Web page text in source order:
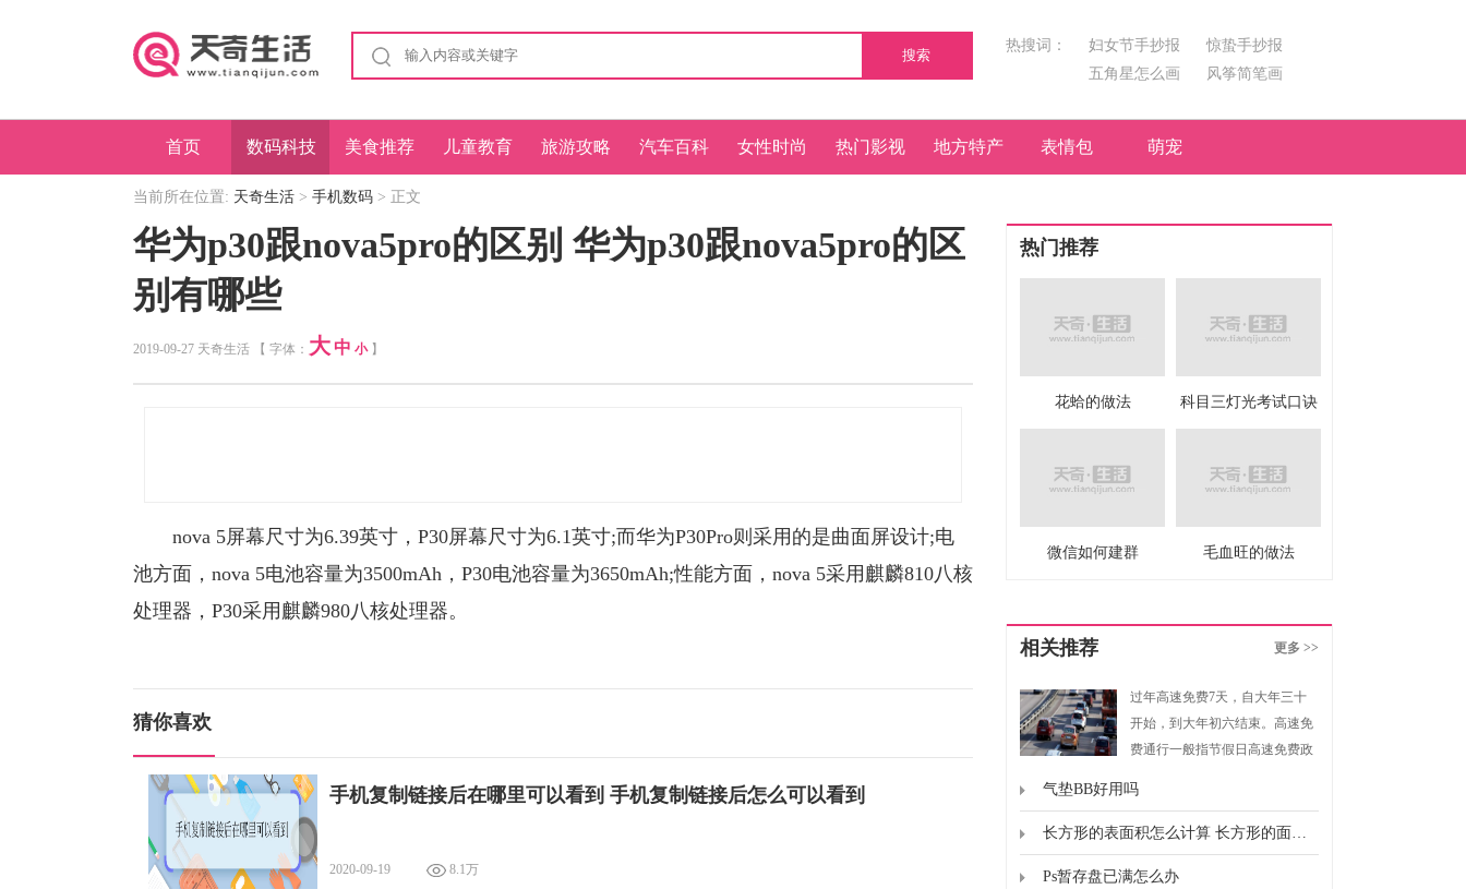
搜索
热搜词： 妇女节手抄报
惊蛰手抄报
五角星怎么画
风筝简笔画
首页 数码科技 美食推荐 儿童教育 旅游攻略 汽车百科 女性时尚 热门影视 地方特产 表情包 萌宠
当前所在位置: 天奇生活 > 手机数码 > 正文
华为p30跟nova5pro的区别 华为p30跟nova5pro的区
别有哪些
2019-09-27 天奇生活 【 字体： 大 中 小】
nova 5屏幕尺寸为6.39英寸，P30屏幕尺寸为6.1英寸;而华为P30Pro则采用的是曲面屏设计;电
池方面，nova 5电池容量为3500mAh，P30电池容量为3650mAh;性能方面，nova 5采用麒麟810八核
处理器，P30采用麒麟980八核处理器。
猜你喜欢
手机复制链接后在哪里可以看到 手机复制链接后怎么可以看到
2020-09-19 8.1万
热门推荐
花蛤的做法 科目三灯光考试口诀
微信如何建群 毛血旺的做法
相关推荐 更多 >>
过年高速免费7天，自大年三十
开始，到大年初六结束。高速免
费通行一般指节假日高速免费政
假日免收小型客车通行费实施方
案》规定，高速免费通行的时间
为春节、清明节、劳动节、国庆
气垫BB好用吗
长方形的表面积怎么计算 长方形的面积怎么计算的
Ps暂存盘已满怎么办